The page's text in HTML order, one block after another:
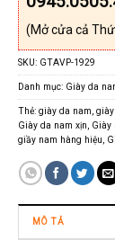
(Mở cửa cả
SKU: GTAVP-1929
Danh mục: Giày da
Thẻ: giày da nam,
Giày da nam xịn, Giày
giầy nam hàng hiệu,
MÔ TẢ